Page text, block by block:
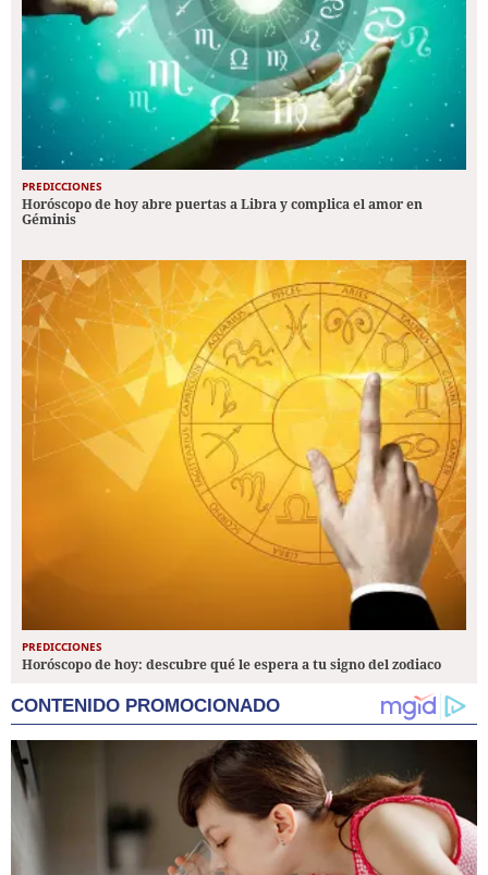
PREDICCIONES
Horóscopo de hoy abre puertas a Libra y complica el amor en
Géminis
PREDICCIONES
Horóscopo de hoy: descubre qué le espera a tu signo del zodiaco
CONTENIDO PROMOCIONADO